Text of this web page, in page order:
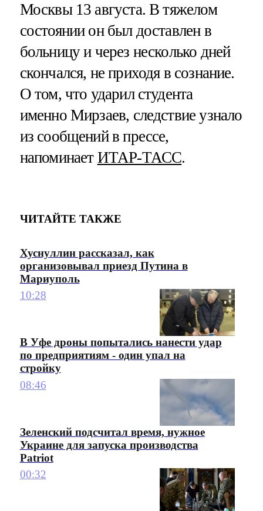
Москвы 13 августа. В тяжелом
состоянии он был доставлен в
больницу и через несколько дней
скончался, не приходя в сознание.
О том, что ударил студента
именно Мирзаев, следствие узнало
из сообщений в прессе,
напоминает ИТАР-ТАСС.
ЧИТАЙТЕ ТАКЖЕ
Хуснуллин рассказал, как
организовывал приезд Путина в
Мариуполь
10:28
В Уфе дроны попытались нанести удар
по предприятиям - один упал на
стройку
08:46
Зеленский подсчитал время, нужное
Украине для запуска производства
Patriot
00:32